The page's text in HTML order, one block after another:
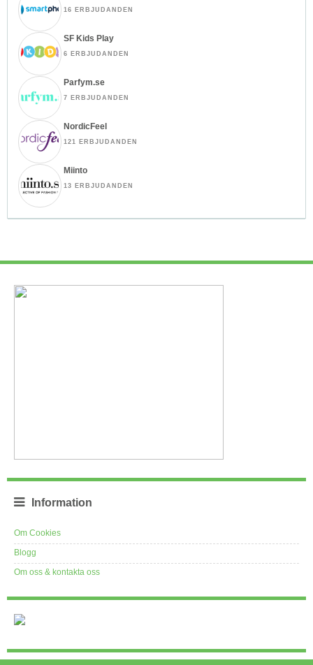
16 ERBJUDANDEN
SF Kids Play
6 ERBJUDANDEN
Parfym.se
7 ERBJUDANDEN
NordicFeel
121 ERBJUDANDEN
Miinto
13 ERBJUDANDEN
Information
Om Cookies
Blogg
Om oss & kontakta oss